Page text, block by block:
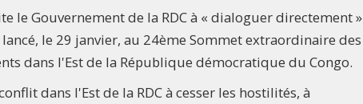
le Gouvernement de la RDC à « dialoguer directement »
le 29 janvier, au 24ème Sommet extraordinaire des
dans l'Est de la République démocratique du Congo.
dans l'Est de la RDC à cesser les hostilités, à